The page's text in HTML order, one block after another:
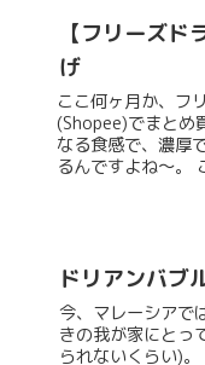
【フリーズ
げ
ここ何ヶ月か、フ
(Shopee)でまとめ
なる食感で、濃厚
るんですよね〜。
ドリアンバブ
今、マレーシアで
きの我が家にとっ
られないくらい)